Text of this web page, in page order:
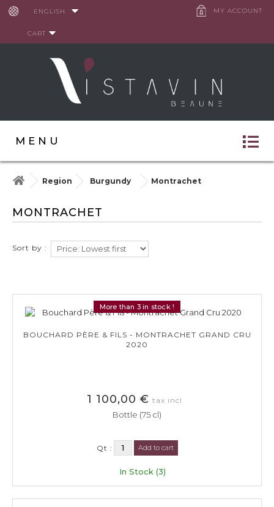
MY ACCOUNT
ENGLISH
CART
MENU
Region Burgundy Montrachet
MONTRACHET
Sort by :
More than 3 in stock !
BOUCHARD PÈRE & FILS - MONTRACHET GRAND CRU
2020
1 100,00 € tax incl.
Bottle (75 cl)
Qt : Add to cart
In Stock (3)
Cookies management panel